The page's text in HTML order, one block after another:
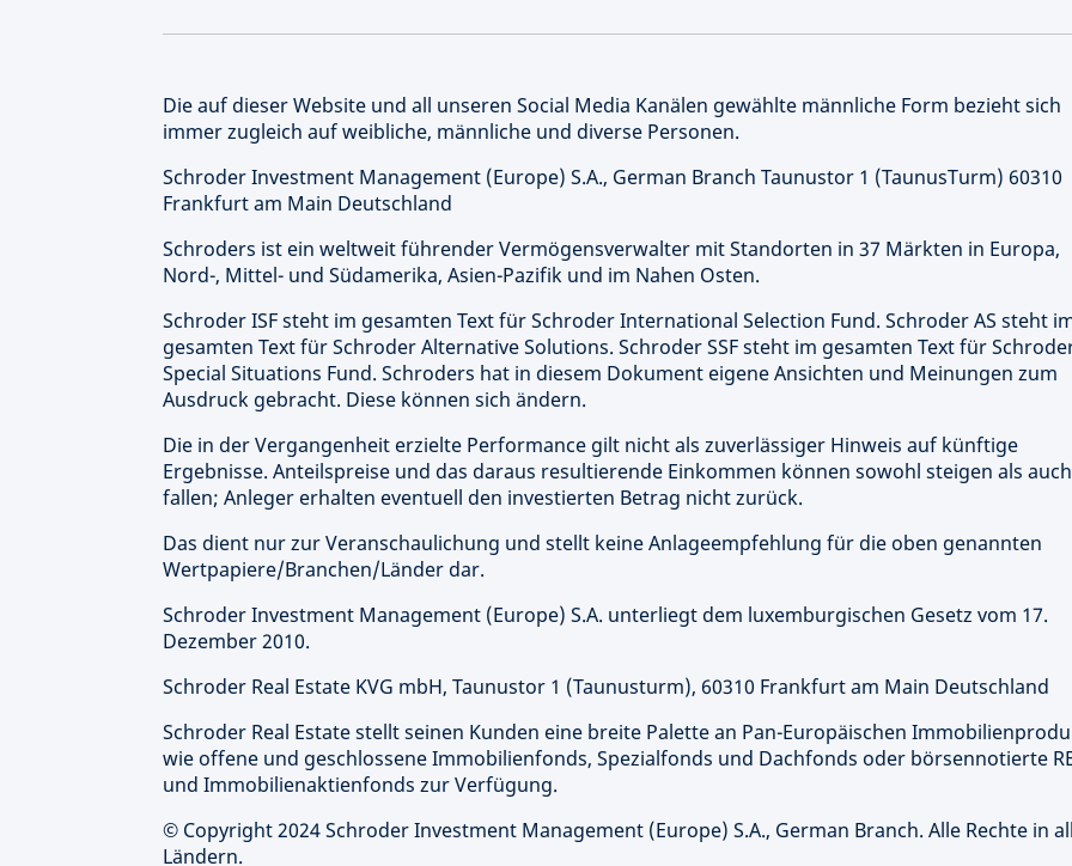
Die auf dieser Website und all unseren Social Media Kanälen gewählte männliche Form bezieht sich
immer zugleich auf weibliche, männliche und diverse Personen.
Schroder Investment Management (Europe) S.A., German Branch Taunustor 1 (TaunusTurm) 60310
Frankfurt am Main Deutschland
Schroders ist ein weltweit führender Vermögensverwalter mit Standorten in 37 Märkten in Europa,
Nord-, Mittel- und Südamerika, Asien-Pazifik und im Nahen Osten.
Schroder ISF steht im gesamten Text für Schroder International Selection Fund. Schroder AS steht
gesamten Text für Schroder Alternative Solutions. Schroder SSF steht im gesamten Text für
Special Situations Fund. Schroders hat in diesem Dokument eigene Ansichten und Meinungen zum
Ausdruck gebracht. Diese können sich ändern.
Die in der Vergangenheit erzielte Performance gilt nicht als zuverlässiger Hinweis auf künftige
Ergebnisse. Anteilspreise und das daraus resultierende Einkommen können sowohl steigen als auch
fallen; Anleger erhalten eventuell den investierten Betrag nicht zurück.
Das dient nur zur Veranschaulichung und stellt keine Anlageempfehlung für die oben genannten
Wertpapiere/Branchen/Länder dar.
Schroder Investment Management (Europe) S.A. unterliegt dem luxemburgischen Gesetz vom 17.
Dezember 2010.
Schroder Real Estate KVG mbH, Taunustor 1 (Taunusturm), 60310 Frankfurt am Main Deutschland
Schroder Real Estate stellt seinen Kunden eine breite Palette an Pan-Europäischen
wie offene und geschlossene Immobilienfonds, Spezialfonds und Dachfonds oder börsennotierte
und Immobilienaktienfonds zur Verfügung.
© Copyright 2024 Schroder Investment Management (Europe) S.A., German Branch. Alle Rechte in
Ländern.